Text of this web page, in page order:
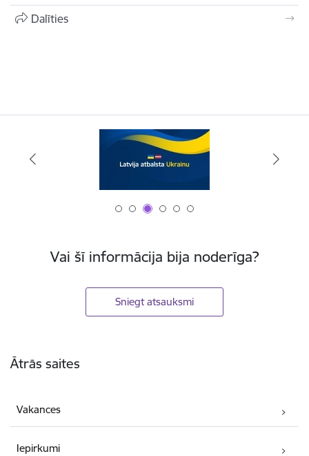
Dalīties
Vai šī informācija bija noderīga?
Sniegt atsauksmi
Ātrās saites
Vakances
Iepirkumi